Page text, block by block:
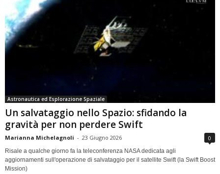
Astronautica ed Esplorazione Spaziale
Un salvataggio nello Spazio: sfidando la
gravità per non perdere Swift
Marianna Michelagnoli - 23 Giugno 2026 0
Risale a qualche giorno fa la teleconferenza NASA dedicata agli
aggiornamenti sull'operazione di salvataggio per il satellite Swift (la Swift Boost
Mission)